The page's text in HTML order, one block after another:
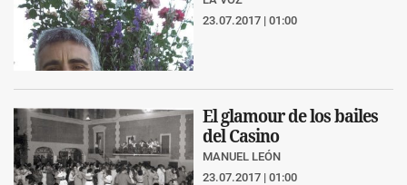
23.07.2017 | 01:00
El glamour de los bailes
del Casino
MANUEL LEÓN
23.07.2017 | 01:00